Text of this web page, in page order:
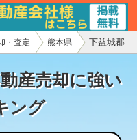
・査定 熊本県 下益城郡
産売却に強い
ング